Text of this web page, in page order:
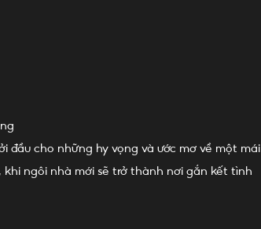
đầu cho những hy vọng và ước mơ về một mái
ngôi nhà mới sẽ trở thành nơi gắn kết tình